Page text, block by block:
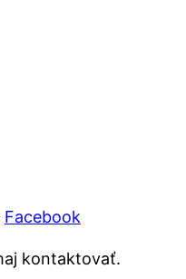
Facebook
kontaktovať.